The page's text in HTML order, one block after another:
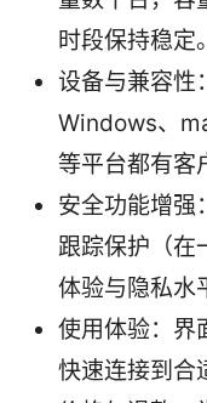
时段保持稳定。
设备与兼容性
Windows、
等平台都有客
安全功能增强
跟踪保护（在
体验与隐私水
使用体验：界
快速连接到合